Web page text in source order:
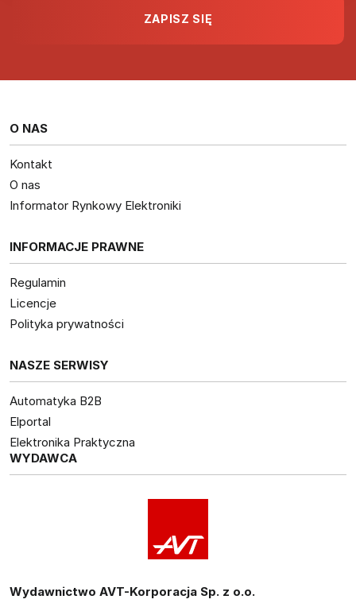
O NAS
Kontakt
O nas
Informator Rynkowy Elektroniki
INFORMACJE PRAWNE
Regulamin
Licencje
Polityka prywatności
NASZE SERWISY
Automatyka B2B
Elportal
Elektronika Praktyczna
WYDAWCA
Wydawnictwo AVT-Korporacja Sp. z o.o.